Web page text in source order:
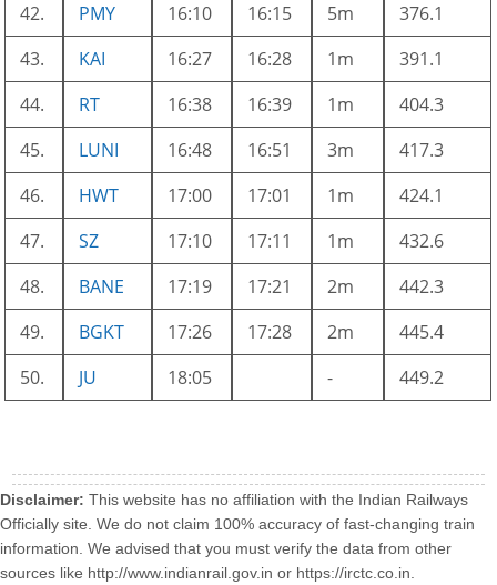
42.
PMY 16:10 16:15 5m
376.1
43.
KAI 16:27 16:28 1m
391.1
44.
RT 16:38 16:39 1m
404.3
45.
LUNI 16:48 16:51 3m
417.3
46.
HWT 17:00 17:01 1m
424.1
47.
SZ 17:10 17:11 1m
432.6
48.
BANE 17:19 17:21 2m
442.3
49.
BGKT 17:26 17:28 2m
445.4
50.
JU 18:05 - 449.2
Disclaimer: This website has no affiliation with the Indian Railways
Officially site. We do not claim 100% accuracy of fast-changing train
information. We advised that you must verify the data from other
sources like http://www.indianrail.gov.in or https://irctc.co.in.